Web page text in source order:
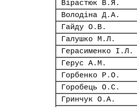
Вірастюк В.Я.
Володіна Д.А.
Гайду О.В.
Галушко М.Л.
Герасименко І.Л.
Герус А.М.
Горбенко Р.О.
Горобець О.С.
Гринчук О.А.